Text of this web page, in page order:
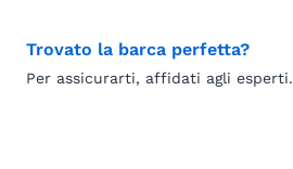
Trovato la barca perfetta?
Per assicurarti, affidati agli esperti.